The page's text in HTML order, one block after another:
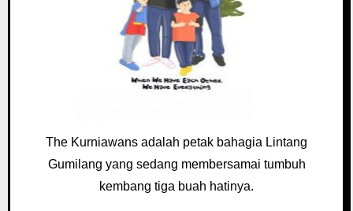
The Kurniawans adalah petak bahagia Lintang
Gumilang yang sedang membersamai tumbuh
kembang tiga buah hatinya.